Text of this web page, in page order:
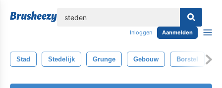
Inloggen Aanmelden
Stad Stedelijk Grunge Gebouw Borstel